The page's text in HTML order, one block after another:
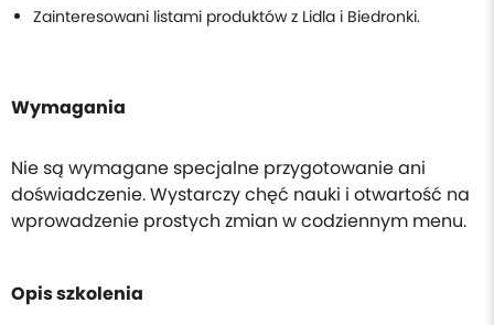
Zainteresowani listami produktów z Lidla i Biedronki.
Wymagania
Nie są wymagane specjalne przygotowanie ani
doświadczenie. Wystarczy chęć nauki i otwartość na
wprowadzenie prostych zmian w codziennym menu.
Opis szkolenia